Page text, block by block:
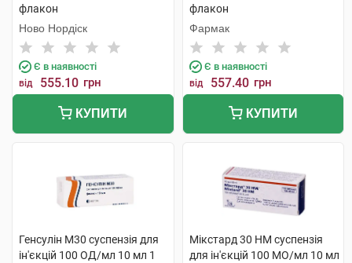
флакон
Ново Нордіск
Є в наявності
від 555.10 грн
КУПИТИ
флакон
Фармак
Є в наявності
від 557.40 грн
КУПИТИ
Генсулін М30 суспензія для
ін'єкцій 100 ОД/мл 10 мл 1
Мікстард 30 НМ суспензія
для ін'єкцій 100 МО/мл 10 мл